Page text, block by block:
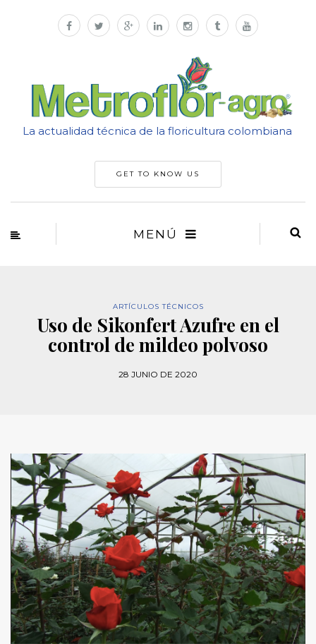
La actualidad técnica de la floricultura colombiana
GET TO KNOW US
MENÚ
ARTÍCULOS TÉCNICOS
Uso de Sikonfert Azufre en el
control de mildeo polvoso
28 JUNIO DE 2020